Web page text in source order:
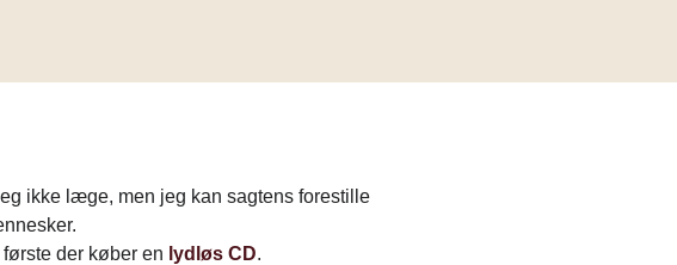
ikke læge, men jeg kan sagtens forestille
der køber en lydløs CD.